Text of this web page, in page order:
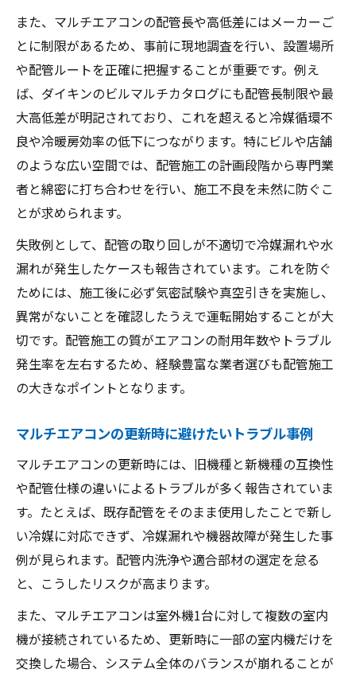
マルチエアコンの機能と最新トレンド解説
更新時のエアコン容量選びの重要ポイント
エアコン取り付け時の配管と安全確認方法
省エネエアコン導入で得られるメリットと
は
マルチエアコンで省エネ効果を最大化する方法
エアコン運用で省エネを実現するベストプ
ラクティス
マルチエアコンの省電力モードを上手に活
用
エアコンの定期点検が省エネ効果を高める
理由
配管長や設置配置による省エネへの影響解
説
マルチエアコンの自動制御機能で効率化す
エアコン業界の最新省エネ技術動向を解説
マルチエアコン新機種の特徴とその効果と
は
浦安市で注目のエアコン施工サービス情報
エアコン導入による空調環境の変化と快適
性
業務用エアコンの新しい換気機能をチェッ
ク
また、マルチエアコンの配管長や高低差にはメーカーご
とに制限があるため、事前に現地調査を行い、設置場所
や配管ルートを正確に把握することが重要です。例え
ば、ダイキンのビルマルチカタログにも配管長制限や最
大高低差が明記されており、これを超えると冷媒循環不
良や冷暖房効率の低下につながります。特にビルや店舗
のような広い空間では、配管施工の計画段階から専門業
者と綿密に打ち合わせを行い、施工不良を未然に防ぐこ
とが求められます。
失敗例として、配管の取り回しが不適切で冷媒漏れや水
漏れが発生したケースも報告されています。これを防ぐ
ためには、施工後に必ず気密試験や真空引きを実施し、
異常がないことを確認したうえで運転開始することが大
切です。配管施工の質がエアコンの耐用年数やトラブル
発生率を左右するため、経験豊富な業者選びも配管施工
の大きなポイントとなります。
マルチエアコンの更新時に避けたいトラブル事例
マルチエアコンの更新時には、旧機種と新機種の互換性
や配管仕様の違いによるトラブルが多く報告されていま
す。たとえば、既存配管をそのまま使用したことで新し
い冷媒に対応できず、冷媒漏れや機器故障が発生した事
例が見られます。配管内洗浄や適合部材の選定を怠る
と、こうしたリスクが高まります。
また、マルチエアコンは室外機1台に対して複数の室内
機が接続されているため、更新時に一部の室内機だけを
交換した場合、システム全体のバランスが崩れることが